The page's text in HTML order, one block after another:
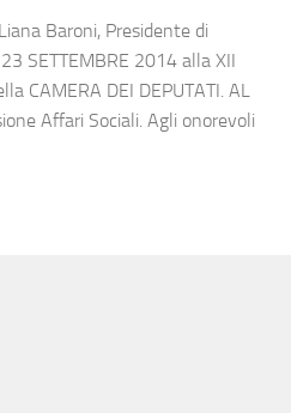
Baroni, Presidente di
SETTEMBRE 2014 alla XII
CAMERA DEI DEPUTATI. AL
Affari Sociali. Agli onorevoli